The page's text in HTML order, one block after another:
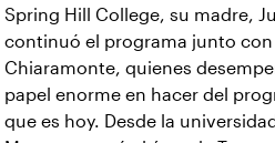
Spring Hill College, su madre,
continuó el programa junto con
Chiaramonte, quienes
papel enorme en hacer del
que es hoy. Desde la